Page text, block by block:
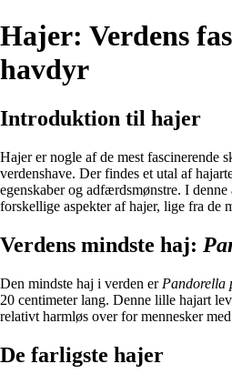
Hajer: Verdens
havdyr
Introduktion til hajer
Hajer er nogle af de mest fascinerende
verdenshave. Der findes et utal af
egenskaber og adfærdsmønstre. I
forskellige aspekter af hajer, lige fra de
Verdens mindste haj:
Den mindste haj i verden er Pandorella
20 centimeter lang. Denne lille hajart
relativt harmløs over for mennesker
De farligste hajer